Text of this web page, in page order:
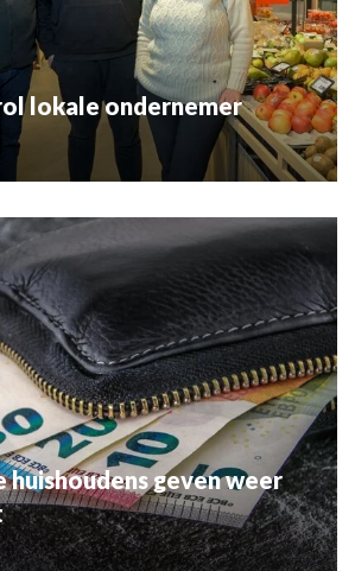
lokale ondernemer
huishoudens geven weer